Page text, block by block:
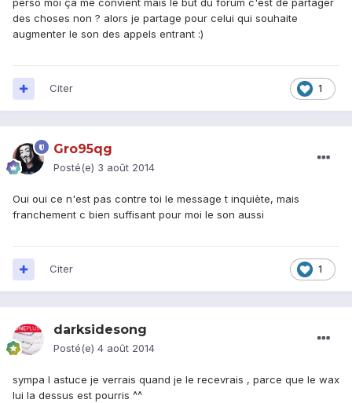
perso moi ça me convient mais le but du forum c'est de partager
des choses non ? alors je partage pour celui qui souhaite
augmenter le son des appels entrant :)
1
Citer
Gro95qg
Posté(e) 3 août 2014
Oui oui ce n'est pas contre toi le message t inquiète, mais
franchement c bien suffisant pour moi le son aussi
1
Citer
darksidesong
Posté(e) 4 août 2014
sympa l astuce je verrais quand je le recevrais , parce que le wax
lui la dessus est pourris ^^